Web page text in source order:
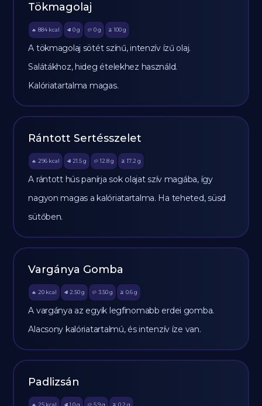
Tökmagolaj
🔥 884 kcal 🥩 0 g 🥔 0g 🫒 100 g
A tökmagolaj sötét színű, intenzív ízű olaj.
Salátákhoz, hideg ételekhez használd.
Kalóriatartalma magas.
Rántott Sertésszelet
🔥 296 kcal 🥩 21.5 g 🥔 12.8g 🫒 17.2 g
A rántott hús panírja sok olajat szív magába, így
nagyon magas a kalóriatartalma. Ha teheted, süsd
sütőben.
Vargánya Gomba
🔥 20 kcal 🥩 2.50 g 🥔 3.50g 🫒 0.6 g
A vargánya az egyik legfinomabb erdei gomba.
Alacsony kalóriatartalmú, és intenzív íze van.
Padlizsán
🔥 25 kcal 🥩 1.0 g 🥔 5.9g 🫒 0.2 g